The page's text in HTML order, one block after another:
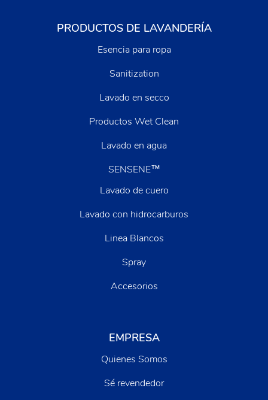
PRODUCTOS DE LAVANDERÍA
Esencia para ropa
Sanitization
Lavado en secco
Productos Wet Clean
Lavado en agua
SENSENE™
Lavado de cuero
Lavado con hidrocarburos
Linea Blancos
Spray
Accesorios
EMPRESA
Quienes Somos
Sé revendedor